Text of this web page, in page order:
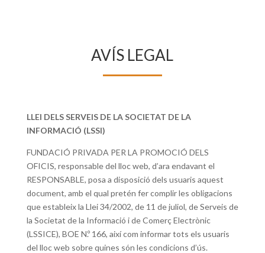
AVÍS LEGAL
LLEI DELS SERVEIS DE LA SOCIETAT DE LA
INFORMACIÓ (LSSI)
FUNDACIÓ PRIVADA PER LA PROMOCIÓ DELS
OFICIS, responsable del lloc web, d’ara endavant el
RESPONSABLE, posa a disposició dels usuaris aquest
document, amb el qual pretén fer complir les obligacions
que estableix la Llei 34/2002, de 11 de juliol, de Serveis de
la Societat de la Informació i de Comerç Electrònic
(LSSICE), BOE N.º 166, així com informar tots els usuaris
del lloc web sobre quines són les condicions d’ús.